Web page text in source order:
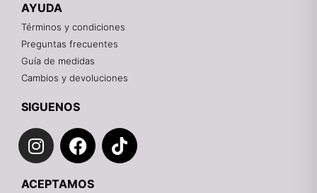
AYUDA
Términos y condiciones
Preguntas frecuentes
Guía de medidas
Cambios y devoluciones
SIGUENOS
I
n
F
a
T
i
ACEPTAMOS
Contáctanos por el canal que prefieras 💕
WhatsApp
Instagram
Teléfono
Email